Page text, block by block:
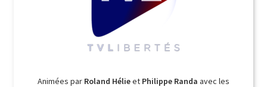
Animées par Roland Hélieet Philippe Randa avec les